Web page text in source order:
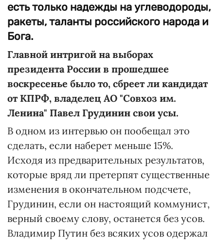
есть только надежды на углеводороды,
ракеты, таланты российского народа и
Бога.
Главной интригой на выборах
президента России в прошедшее
воскресенье было то, сбреет ли кандидат
от КПРФ, владелец АО "Совхоз им.
Ленина" Павел Грудинин свои усы.
В одном из интервью он пообещал это
сделать, если наберет меньше 15%.
Исходя из предварительных результатов,
которые вряд ли претерпят существенные
изменения в окончательном подсчете,
Грудинин, если он настоящий коммунист,
верный своему слову, останется без усов.
Владимир Путин без всяких усов одержал